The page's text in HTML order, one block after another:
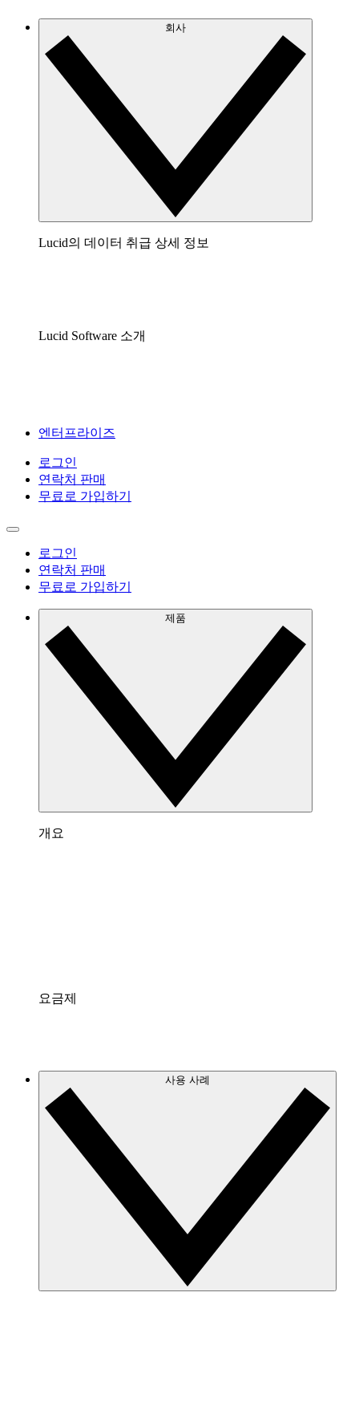
회사
Lucid의 데이터 취급 상세 정보
Lucid Software 소개
엔터프라이즈
로그인
연락처 판매
무료로 가입하기
로그인
연락처 판매
무료로 가입하기
제품
개요
요금제
사용 사례